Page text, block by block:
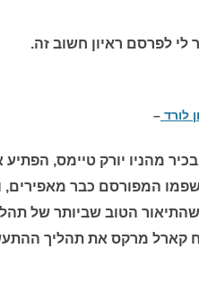
לי לפרסם ראיון חשוב זה.
לורד –
מהניו יורק טיימס, הפתיע
המפורסם כבר מאפירים,
הטוב שביותר של
קארל מרקס את תהליך